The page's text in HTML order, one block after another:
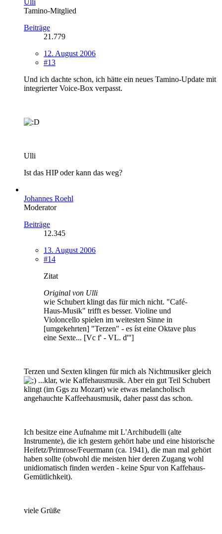
Tamino-Mitglied
Beiträge
21.779
12. August 2006
#13
Und ich dachte schon, ich hätte ein neues Tamino-Update mit
integrierter Voice-Box verpasst.
Ulli
Ist das HIP oder kann das weg?
Johannes Roehl
Moderator
Beiträge
12.345
13. August 2006
#14
Zitat
Original von Ulli
wie Schubert klingt das für mich nicht. "Café-
Haus-Musik" trifft es besser. Violine und
Violoncello spielen im weitesten Sinne in
[umgekehrten] "Terzen" - es íst eine Oktave plus
eine Sexte... [Vc f' - VL. d''']
Terzen und Sexten klingen für mich als Nichtmusiker gleich
...klar, wie Kaffehausmusik. Aber ein gut Teil Schubert
klingt (im Ggs zu Mozart) wie etwas melancholisch
angehauchte Kaffeehausmusik, daher passt das schon.
Ich besitze eine Aufnahme mit L'Archibudelli (alte
Instrumente), die ich gestern gehört habe und eine historische
Heifetz/Primrose/Feuermann (ca. 1941), die man mal gehört
haben sollte (obwohl die meisten hier deren Zugang wohl
unidiomatisch finden werden - keine Spur von Kaffehaus-
Gemütlichkeit).
viele Grüße